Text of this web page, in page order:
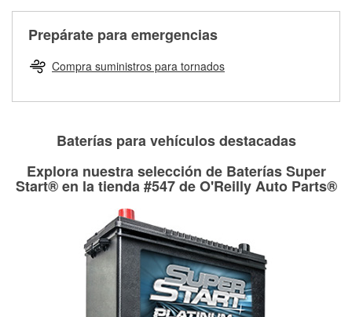
partes de reemplazo correctas para tu reparación.
Rectificación de tambores y discos de freno
Prepárate para emergencias
Compra suministros para tornados
Baterías para vehículos destacadas
Explora nuestra selección de Baterías Super
Start® en la tienda #547 de O'Reilly Auto Parts®